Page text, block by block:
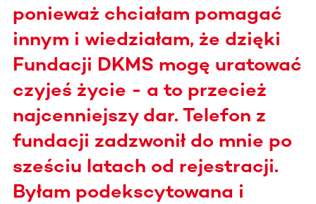
ponieważ chciałam pomagać
innym i wiedziałam, że dzięki
Fundacji DKMS mogę uratować
czyjeś życie - a to przecież
najcenniejszy dar. Telefon z
fundacji zadzwonił do mnie po
sześciu latach od rejestracji.
Byłam podekscytowana i